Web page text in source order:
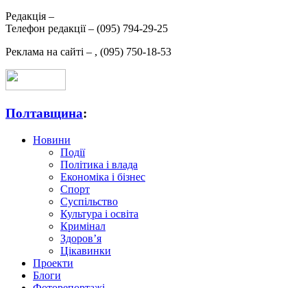
Редакція –
Телефон редакції – (095) 794-29-25
Реклама на сайті – , (095) 750-18-53
Полтавщина:
Новини
Події
Політика і влада
Економіка і бізнес
Спорт
Суспільство
Культура і освіта
Кримінал
Здоров’я
Цікавинки
Проекти
Блоги